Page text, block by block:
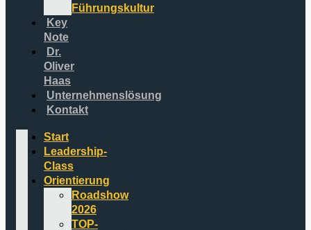
Führungskultur
Key
Note
Dr.
Oliver
Haas
Unternehmenslösung
Kontakt
Start
Leadership-
Class
Orientierung
Roadshow
2026
TOP-